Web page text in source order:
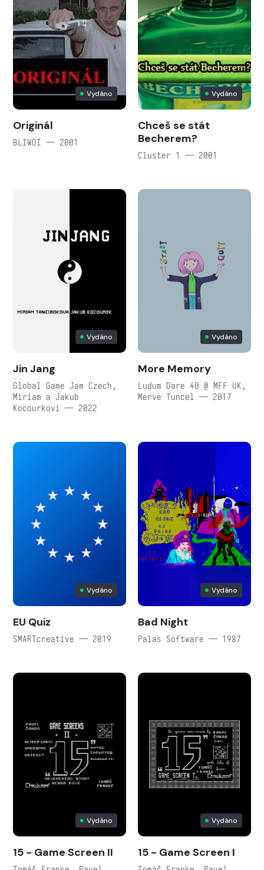
Vydáno
Originál
BLIWOI — 2001
Vydáno
Chceš se stát
Becherem?
Cluster 1 — 2001
Vydáno
Jin Jang
Global Game Jam Czech,
Miriam a Jakub
Kocourkovi — 2022
Vydáno
More Memory
Ludum Dare 40 @ MFF UK,
Merve Tuncel — 2017
Vydáno
EU Quiz
SMARTcreative — 2019
Vydáno
Bad Night
Palas Software — 1987
Vydáno
15 - Game Screen II
Vydáno
15 - Game Screen I